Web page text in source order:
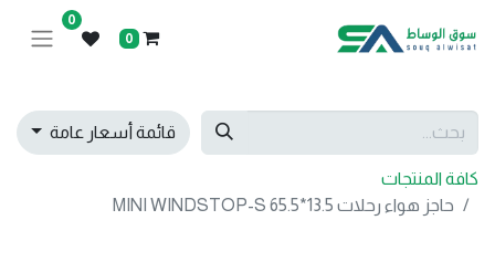
0
0
قائمة أسعار عامة
كافة المنتجات
حاجز هواء رحلات MINI WINDSTOP-S 65.5*13.5